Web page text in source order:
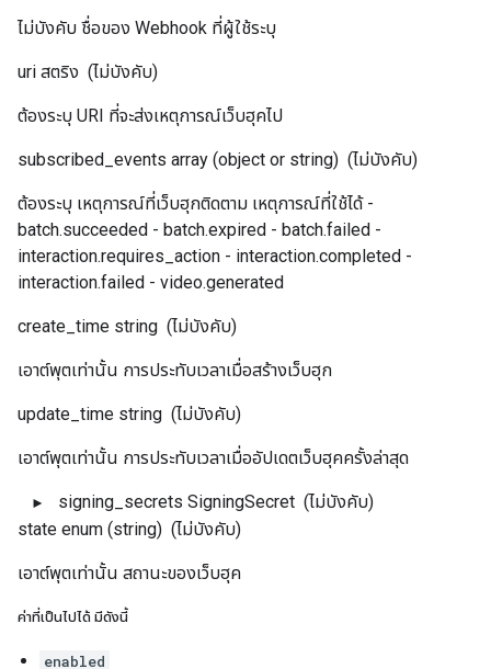
ไม่บังคับ ชื่อของ Webhook ที่ผู้ใช้ระบุ
uri สตริง (ไม่บังคับ)
ต้องระบุ URI ที่จะส่งเหตุการณ์เว็บฮุคไป
subscribed_events array (object or string) (ไม่บังคับ)
ต้องระบุ เหตุการณ์ที่เว็บฮุกติดตาม เหตุการณ์ที่ใช้ได้ -
batch.succeeded - batch.expired - batch.failed -
interaction.requires_action - interaction.completed -
interaction.failed - video.generated
create_time string (ไม่บังคับ)
เอาต์พุตเท่านั้น การประทับเวลาเมื่อสร้างเว็บฮุก
update_time string (ไม่บังคับ)
เอาต์พุตเท่านั้น การประทับเวลาเมื่ออัปเดตเว็บฮุคครั้งล่าสุด
signing_secrets SigningSecret (ไม่บังคับ)
state enum (string) (ไม่บังคับ)
เอาต์พุตเท่านั้น สถานะของเว็บฮุค
ค่าที่เป็นไปได้ มีดังนี้
enabled